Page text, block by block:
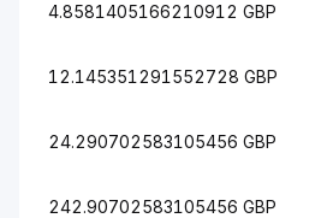
4.8581405166210912 GBP
12.145351291552728 GBP
24.290702583105456 GBP
242.90702583105456 GBP